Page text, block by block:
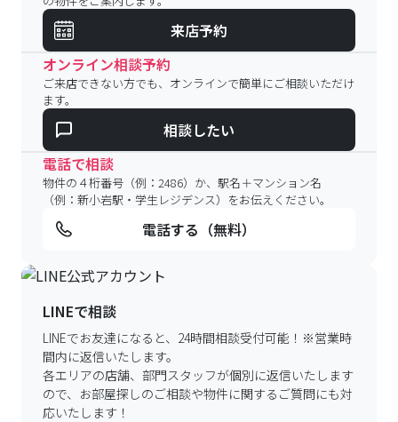
来店予約
オンライン相談予約
ご来店できない方でも、オンラインで簡単にご相談いただけ
ます。
相談したい
電話で相談
物件の４桁番号（例：2486）か、駅名＋マンション名
（例：新小岩駅・学生レジデンス）をお伝えください。
電話する（無料）
LINEで相談
LINEでお友達になると、24時間相談受付可能！ ※営業時
間内に返信いたします。
各エリアの店舗、部門スタッフが個別に返信いたします
ので、 お部屋探しのご相談や物件に関するご質問にも対
応いたします！